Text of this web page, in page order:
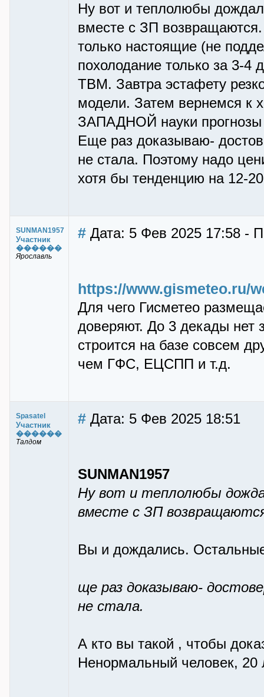
Ну вот и теплолюбы
вместе с ЗП
только настоящие (не
похолодание только за 3-
ТВМ. Завтра эстафету
модели. Затем вернемся к
ЗАПАДНОЙ науки прогнозы
Еще раз доказываю-
не стала. Поэтому надо
хотя бы тенденцию на 12-20
SUNMAN1957
Участник
������
Ярославль
# Дата: 5 Фев 2025 17:58 -
https://www.gismeteo.ru/
Для чего Гисметео
доверяют. До 3 декады нет
строится на базе совсем
чем ГФС, ЕЦСПП и т.д.
Spasatel
Участник
������
Талдом
# Дата: 5 Фев 2025 18:51
SUNMAN1957
Ну вот и теплолюбы
вместе с ЗП
Вы и дождались.
ще раз доказываю-
не стала.
А кто вы такой , чтобы
Ненормальный человек,